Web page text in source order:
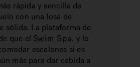
rápida y sencilla de
con una losa de
sólida. La plataforma de
que el Swim Spa, y lo
escalones si es
más para dar cabida a